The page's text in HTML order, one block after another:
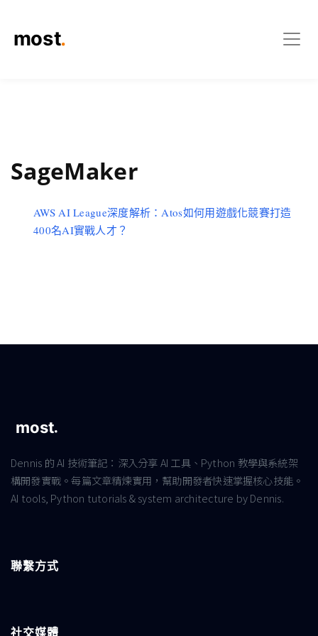
SageMaker
AWS AI League深度解析：Atos如何用遊戲化競賽打造
400名AI實戰人才？
Dennis 的 AI 技術筆記：深入分享 AI 工具、Python 教學與系統架
構開發實戰。每篇文章精煉實用，幫助開發者快速掌握核心技能。
AI tools, Python tutorials & system architecture by Dennis.
聯繫方式
社交媒體